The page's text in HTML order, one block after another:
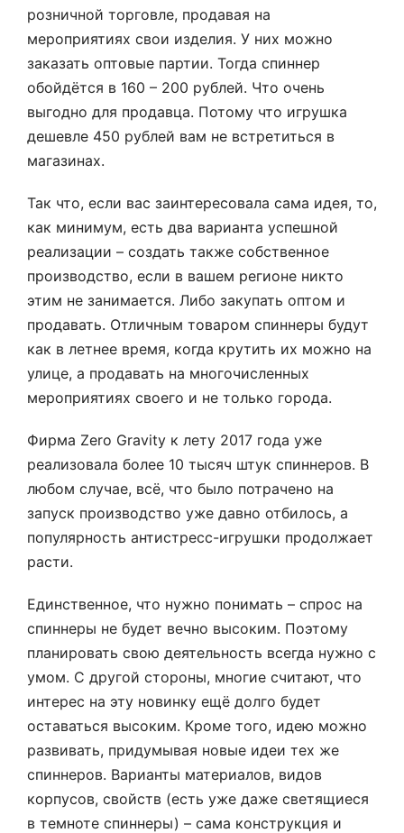
розничной торговле, продавая на
мероприятиях свои изделия. У них можно
заказать оптовые партии. Тогда спиннер
обойдётся в 160 – 200 рублей. Что очень
выгодно для продавца. Потому что игрушка
дешевле 450 рублей вам не встретиться в
магазинах.
Так что, если вас заинтересовала сама идея, то,
как минимум, есть два варианта успешной
реализации – создать также собственное
производство, если в вашем регионе никто
этим не занимается. Либо закупать оптом и
продавать. Отличным товаром спиннеры будут
как в летнее время, когда крутить их можно на
улице, а продавать на многочисленных
мероприятиях своего и не только города.
Фирма Zero Gravity к лету 2017 года уже
реализовала более 10 тысяч штук спиннеров. В
любом случае, всё, что было потрачено на
запуск производство уже давно отбилось, а
популярность антистресс-игрушки продолжает
расти.
Единственное, что нужно понимать – спрос на
спиннеры не будет вечно высоким. Поэтому
планировать свою деятельность всегда нужно с
умом. С другой стороны, многие считают, что
интерес на эту новинку ещё долго будет
оставаться высоким. Кроме того, идею можно
развивать, придумывая новые идеи тех же
спиннеров. Варианты материалов, видов
корпусов, свойств (есть уже даже светящиеся
в темноте спиннеры) – сама конструкция и